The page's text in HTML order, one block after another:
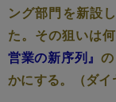
ング部門を新設
た。その狙いは
営業の新序列』
かにする。（ダ